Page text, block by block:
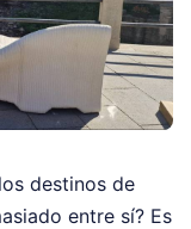
destinos de
entre sí? Es